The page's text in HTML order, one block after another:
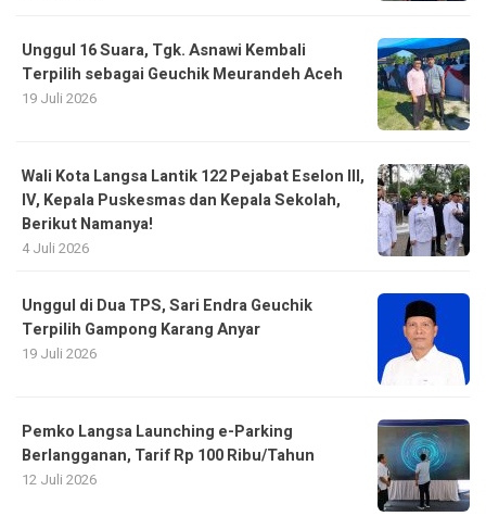
Unggul 16 Suara, Tgk. Asnawi Kembali
Terpilih sebagai Geuchik Meurandeh Aceh
19 Juli 2026
Wali Kota Langsa Lantik 122 Pejabat Eselon III,
IV, Kepala Puskesmas dan Kepala Sekolah,
Berikut Namanya!
4 Juli 2026
Unggul di Dua TPS, Sari Endra Geuchik
Terpilih Gampong Karang Anyar
19 Juli 2026
Pemko Langsa Launching e-Parking
Berlangganan, Tarif Rp 100 Ribu/Tahun
12 Juli 2026